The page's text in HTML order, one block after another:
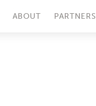
ABOUT PARTNERS